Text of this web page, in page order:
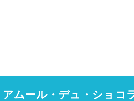
アムール・デュ・ショコ